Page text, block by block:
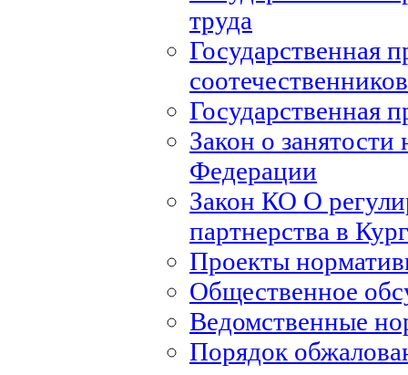
труда
Государственная
соотечественников
Государственная
Закон о занятости
Федерации
Закон КО О
партнерства в
Проекты
Общественное
Ведомственные
Порядок